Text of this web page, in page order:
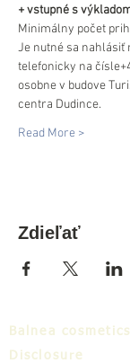
+ vstupné s
Minimálny počet
Je nutné sa nahlásiť
telefonicky na
osobne v budove
centra Dudince.
Read More >
Zdieľať
Balnea cosmetics
Disclosure